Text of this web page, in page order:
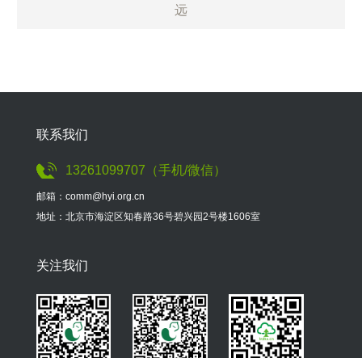
远
联系我们
13261099707（手机/微信）
邮箱：comm@hyi.org.cn
地址：北京市海淀区知春路36号碧兴园2号楼1606室
关注我们